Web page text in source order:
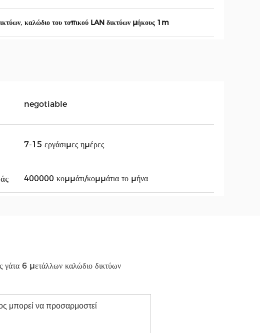
, καλώδιο του τοπικού LAN δικτύων μήκους 1m
negotiable
7-15 εργάσιμες ημέρες
400000 κομμάτι/κομμάτια το μήνα
6 μετάλλων καλώδιο δικτύων
μπορεί να προσαρμοστεί